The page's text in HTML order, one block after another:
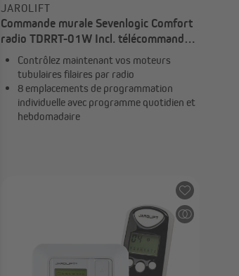
JAROLIFT
Commande murale Sevenlogic Comfort
radio TDRRT-01W Incl. télécommande
TDRC | 3x TDRRT-01W + 1x TDRC 04
Contrôlez maintenant vos moteurs
tubulaires filaires par radio
8 emplacements de programmation
individuelle avec programme quotidien et
hebdomadaire